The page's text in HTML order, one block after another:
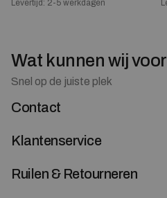
Levertijd: 2-5 werkdagen
Wat kunnen wij
Snel op de juiste plek
Contact
Klantenservice
Ruilen & Retourneren